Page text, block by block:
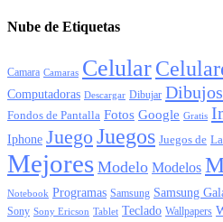
Nube de Etiquetas
Camara Camaras Celular
Computadoras Descargar Dibujar Dibujos
Fondos de Pantalla Fotos Google Gratis
Iphone Juego Juegos Juegos de
Mejores Modelo Modelos
Notebook Programas Samsung Samsung
Sony Sony Ericson Tablet Teclado Wallpapers